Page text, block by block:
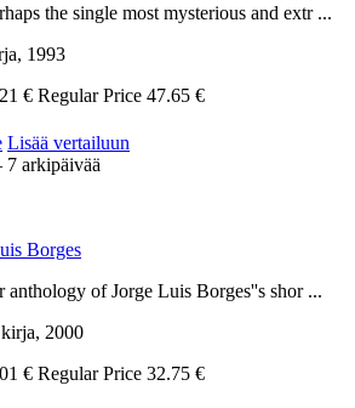
the single most mysterious and extr ...
1993
€ Regular Price 47.65 €
Lisää vertailuun
7 arkipäivää
Borges
anthology of Jorge Luis Borges''s shor ...
2000
€ Regular Price 32.75 €